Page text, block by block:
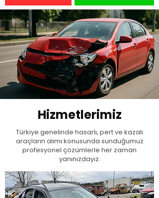
Hizmetlerimiz
Türkiye genelinde hasarlı, pert ve kazalı
araçların alımı konusunda sunduğumuz
profesyonel çözümlerle her zaman
yanınızdayız.